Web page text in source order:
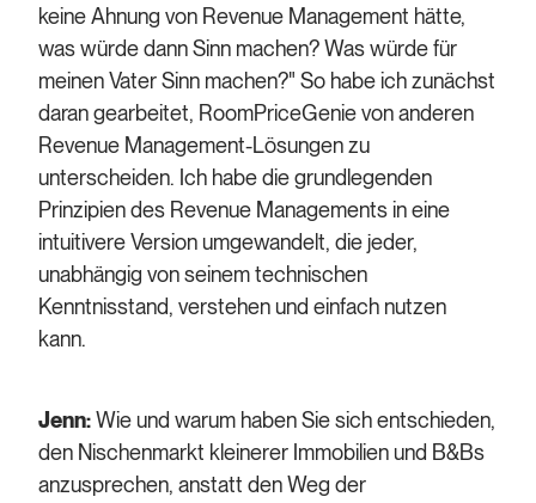
keine Ahnung von Revenue Management hätte,
was würde dann Sinn machen? Was würde für
meinen Vater Sinn machen?" So habe ich zunächst
daran gearbeitet, RoomPriceGenie von anderen
Revenue Management-Lösungen zu
unterscheiden. Ich habe die grundlegenden
Prinzipien des Revenue Managements in eine
intuitivere Version umgewandelt, die jeder,
unabhängig von seinem technischen
Kenntnisstand, verstehen und einfach nutzen
kann.
Jenn:Wie und warum haben Sie sich entschieden,
den Nischenmarkt kleinerer Immobilien und B&Bs
anzusprechen, anstatt den Weg der